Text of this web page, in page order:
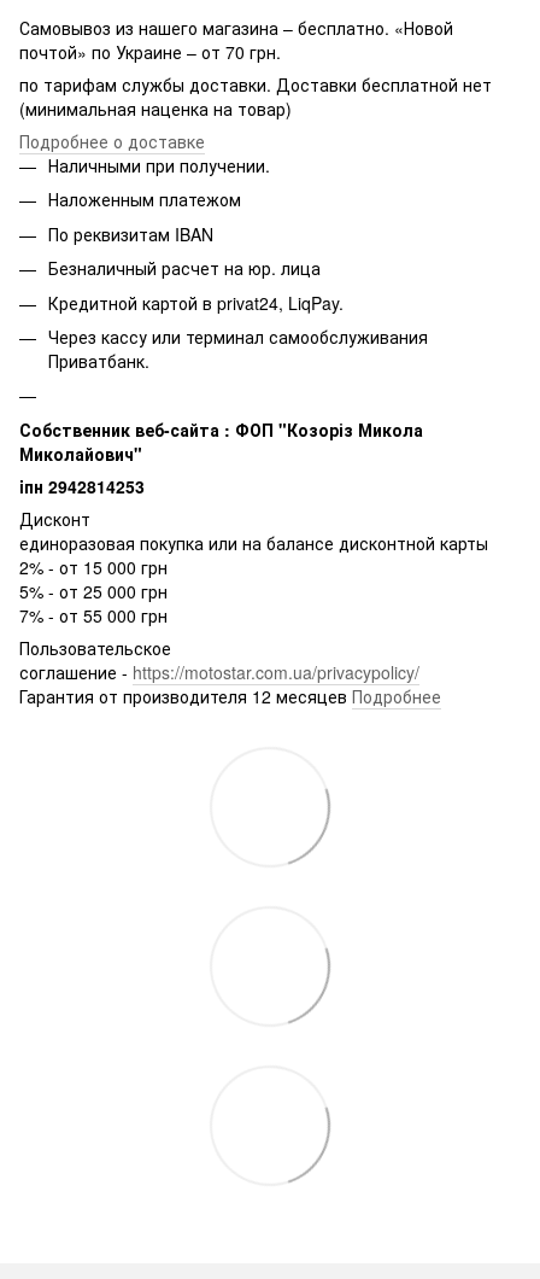
Самовывоз из нашего магазина – бесплатно. «Новой
почтой» по Украине – от 70 грн.
по тарифам службы доставки. Доставки бесплатной нет
(минимальная наценка на товар)
Подробнее о доставке
Наличными при получении.
Наложенным платежом
По реквизитам IBAN
Безналичный расчет на юр. лица
Кредитной картой в privat24, LiqPay.
Через кассу или терминал самообслуживания
Приватбанк.
Собственник веб-сайта : ФОП "Козоріз Микола
Миколайович"
iпн 2942814253
Дисконт
единоразовая покупка или на балансе дисконтной карты
2% - от 15 000 грн
5% - от 25 000 грн
7% - от 55 000 грн
Пользовательское
соглашение - https://motostar.com.ua/privacypolicy/
Гарантия от производителя 12 месяцев Подробнее